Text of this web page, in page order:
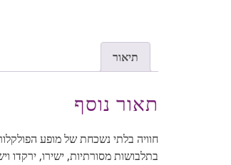
תיאור
תאור נוסף
חוויה בלתי נשכחת של מופע
בתלבושות מסורתיות, ישירו, ירקדו